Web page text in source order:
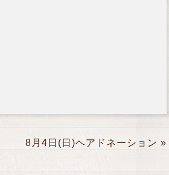
8月4日(日)ヘアドネーション »